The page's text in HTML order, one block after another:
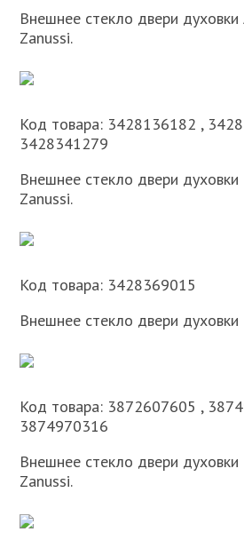
Внешнее стекло двери
Zanussi.
Код товара: 3428136182 ,
3428341279
Внешнее стекло двери
Zanussi.
Код товара: 3428369015
Внешнее стекло двери
Код товара: 3872607605 ,
3874970316
Внешнее стекло двери
Zanussi.